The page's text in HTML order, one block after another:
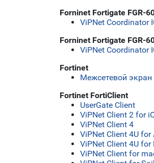
Forninet Fortigate FGR-
ViPNet Coordinator
Forninet Fortigate FGR-
ViPNet Coordinator
Fortinet
Межсетевой
Fortinet FortiClient
UserGate Client
ViPNet Client 2 for
ViPNet Client 4
ViPNet Client 4U for
ViPNet Client 4U for
ViPNet Client for